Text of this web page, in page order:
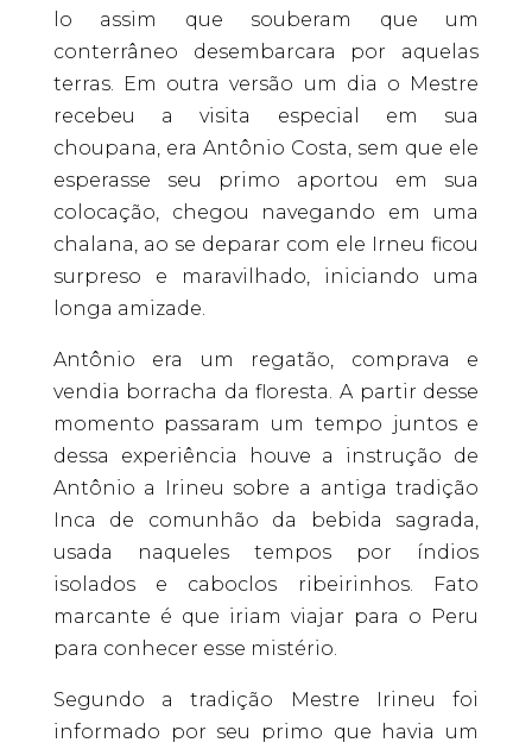
lo assim que souberam que um
conterrâneo desembarcara por aquelas
terras. Em outra versão um dia o Mestre
recebeu a visita especial em sua
choupana, era Antônio Costa, sem que ele
esperasse seu primo aportou em sua
colocação, chegou navegando em uma
chalana, ao se deparar com ele Irneu ficou
surpreso e maravilhado, iniciando uma
longa amizade.
Antônio era um regatão, comprava e
vendia borracha da floresta. A partir desse
momento passaram um tempo juntos e
dessa experiência houve a instrução de
Antônio a Irineu sobre a antiga tradição
Inca de comunhão da bebida sagrada,
usada naqueles tempos por índios
isolados e caboclos ribeirinhos. Fato
marcante é que iriam viajar para o Peru
para conhecer esse mistério.
Segundo a tradição Mestre Irineu foi
informado por seu primo que havia um